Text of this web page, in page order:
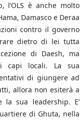
è anche molto
Damasco e Deraa
contro il governo
dietro di lei tutta
di Daesh, ma
capi locali. La sua
di giungere ad
allora non esiterà a
sua leadership. E’
di Ghuta, nella